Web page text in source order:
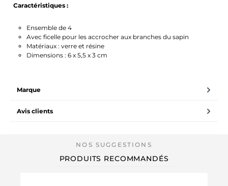
Caractéristiques :
Ensemble de 4
Avec ficelle pour les accrocher aux branches du sapin
Matériaux : verre et résine
Dimensions : 6 x 5,5 x 3 cm
Marque
Avis clients
PRODUITS RECOMMANDÉS